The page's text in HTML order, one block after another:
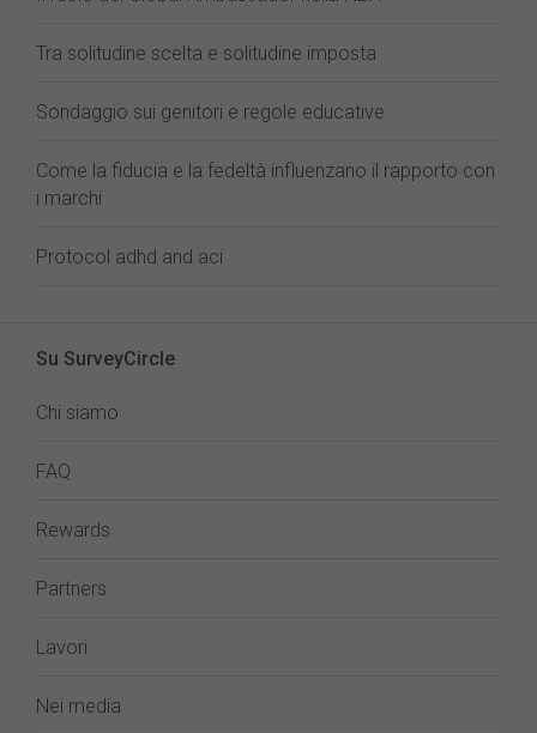
Tra solitudine scelta e solitudine imposta
Sondaggio sui genitori e regole educative
Come la fiducia e la fedeltà influenzano il rapporto con
i marchi
Protocol adhd and aci
Su SurveyCircle
Chi siamo
FAQ
Rewards
Partners
Lavori
Nei media